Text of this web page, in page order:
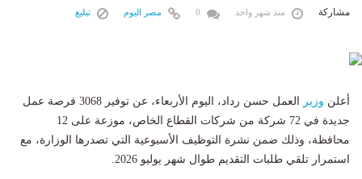
مشاركة منذ شهر واحد مصر اليوم تبليغ
أعلن وزير
العمل حسن رداد، اليوم الأربعاء، عن توفير 3068 فرصة عمل
جديدة في 72 شركة من شركات القطاع الخاص، موزعة على 12
محافظة، وذلك ضمن نشرة التوظيف الأسبوعية التي تصدرها الوزارة، مع
استمرار تلقي طلبات التقديم طوال شهر يوليو 2026.